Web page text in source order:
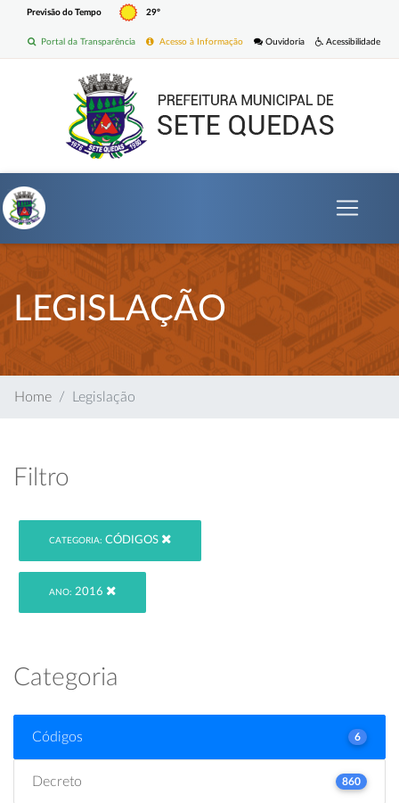
Previsão do Tempo 29º
Acessibilidade
Ouvidoria
Acesso à Informação
Portal da Transparência
LEGISLAÇÃO
Home Legislação
Filtro
CATEGORIA: CÓDIGOS
ANO: 2016
Categoria
Códigos 6
Decreto 860